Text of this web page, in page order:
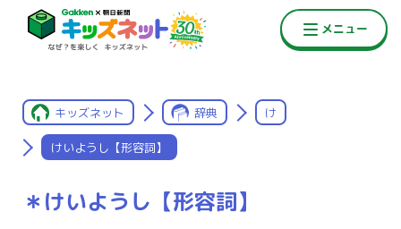
キッズネット 辞典 け
けいようし【形容詞】
＊けいようし【形容詞】